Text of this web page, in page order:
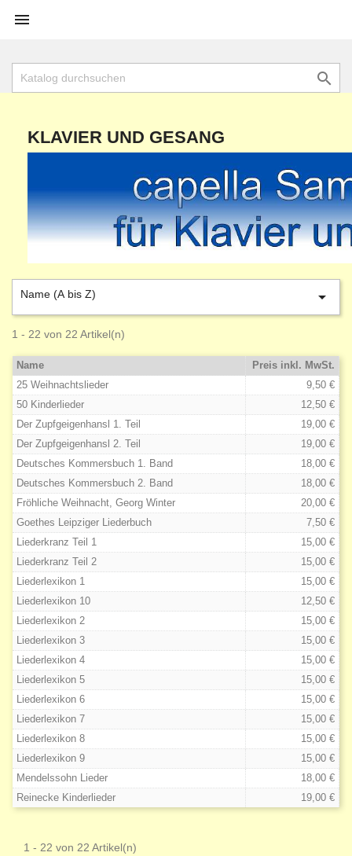


KLAVIER UND GESANG
Name (A bis Z) 
1 - 22 von 22 Artikel(n)
Name
Preis inkl. MwSt.
25 Weihnachtslieder
9,50 €
50 Kinderlieder
12,50 €
Der Zupfgeigenhansl 1. Teil
19,00 €
Der Zupfgeigenhansl 2. Teil
19,00 €
Deutsches Kommersbuch 1. Band
18,00 €
Deutsches Kommersbuch 2. Band
18,00 €
Fröhliche Weihnacht, Georg Winter
20,00 €
Goethes Leipziger Liederbuch
7,50 €
Liederkranz Teil 1
15,00 €
Liederkranz Teil 2
15,00 €
Liederlexikon 1
15,00 €
Liederlexikon 10
12,50 €
Liederlexikon 2
15,00 €
Liederlexikon 3
15,00 €
Liederlexikon 4
15,00 €
Liederlexikon 5
15,00 €
Liederlexikon 6
15,00 €
Liederlexikon 7
15,00 €
Liederlexikon 8
15,00 €
Liederlexikon 9
15,00 €
Mendelssohn Lieder
18,00 €
Reinecke Kinderlieder
19,00 €
1 - 22 von 22 Artikel(n)